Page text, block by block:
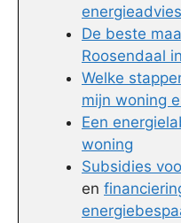
De beste
Roosendaal
Welke
mijn woning
Een
woning
Subsidies
en